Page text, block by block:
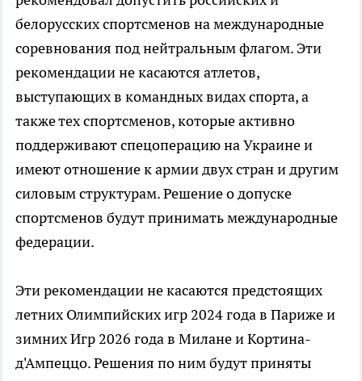
белорусских спортсменов на международные
соревнования под нейтральным флагом. Эти
рекомендации не касаются атлетов,
выступающих в командных видах спорта, а
также тех спортсменов, которые активно
поддерживают спецоперацию на Украине и
имеют отношение к армии двух стран и другим
силовым структурам. Решение о допуске
спортсменов будут принимать международные
федерации.
Эти рекомендации не касаются предстоящих
летних Олимпийских игр 2024 года в Париже и
зимних Игр 2026 года в Милане и Кортина-
д'Ампеццо. Решения по ним будут приняты